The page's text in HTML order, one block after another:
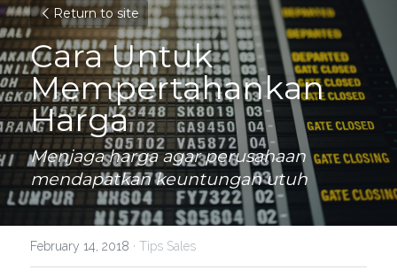
Return to site
Cara Untuk
Mempertahankan
Harga
Menjaga harga agar perusahaan
mendapatkan keuntungan utuh
February 14, 2018 · Tips Sales